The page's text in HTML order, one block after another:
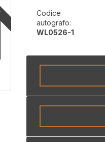
Codice
autografo:
WL0526-1